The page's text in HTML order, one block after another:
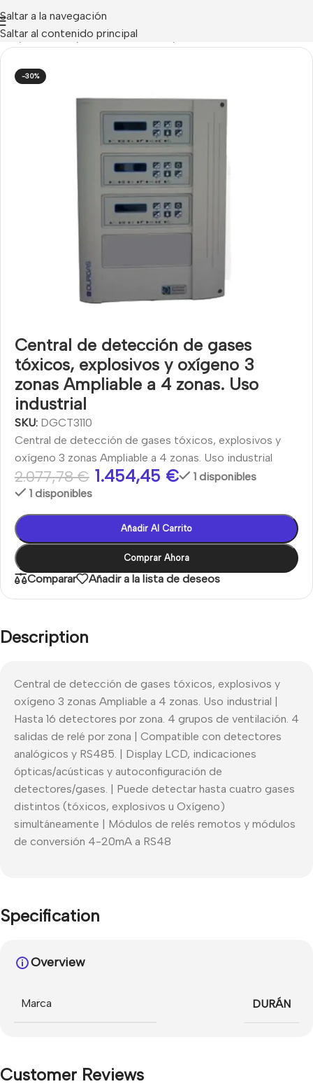
Saltar a la navegación
Saltar al contenido principal
/INCENDIO/Detección de Gas
-30%
Central de detección de gases
tóxicos, explosivos y oxígeno 3
zonas Ampliable a 4 zonas. Uso
industrial
SKU: DGCT3110
Central de detección de gases tóxicos, explosivos y
oxígeno 3 zonas Ampliable a 4 zonas. Uso industrial
2.077,78€ 1.454,45 €
1 disponibles
1 disponibles
Añadir Al Carrito
Comprar Ahora
Comparar Añadir a la lista de deseos
Description
Central de detección de gases tóxicos, explosivos y
oxígeno 3 zonas Ampliable a 4 zonas. Uso industrial |
Hasta 16 detectores por zona. 4 grupos de ventilación. 4
salidas de relé por zona | Compatible con detectores
analógicos y RS485. | Display LCD, indicaciones
ópticas/acústicas y autoconfiguración de
detectores/gases. | Puede detectar hasta cuatro gases
distintos (tóxicos, explosivos u Oxígeno)
simultáneamente | Módulos de relés remotos y módulos
de conversión 4-20mA a RS48
Specification
Overview
Marca DURÁN
Customer Reviews